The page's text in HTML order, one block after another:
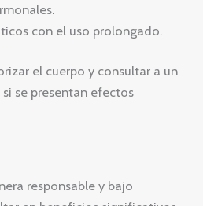
con el uso prolongado.
el cuerpo y consultar a un
se presentan efectos
responsable y bajo